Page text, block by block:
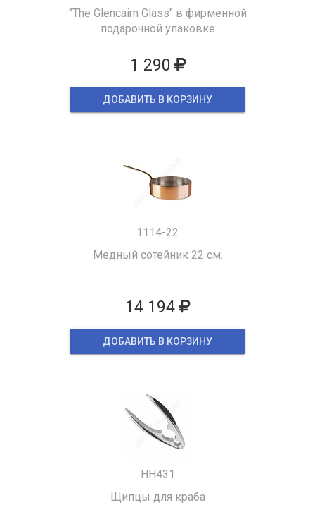
"The Glencairn Glass" в фирменной
подарочной упаковке
1 290
ДОБАВИТЬ В КОРЗИНУ
1114-22
Медный сотейник 22 см.
14 194
ДОБАВИТЬ В КОРЗИНУ
HH431
Щипцы для краба